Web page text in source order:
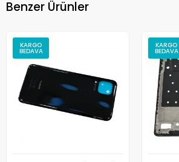
Benzer Ürünler
KARGO
BEDAVA
KARGO
BEDAVA